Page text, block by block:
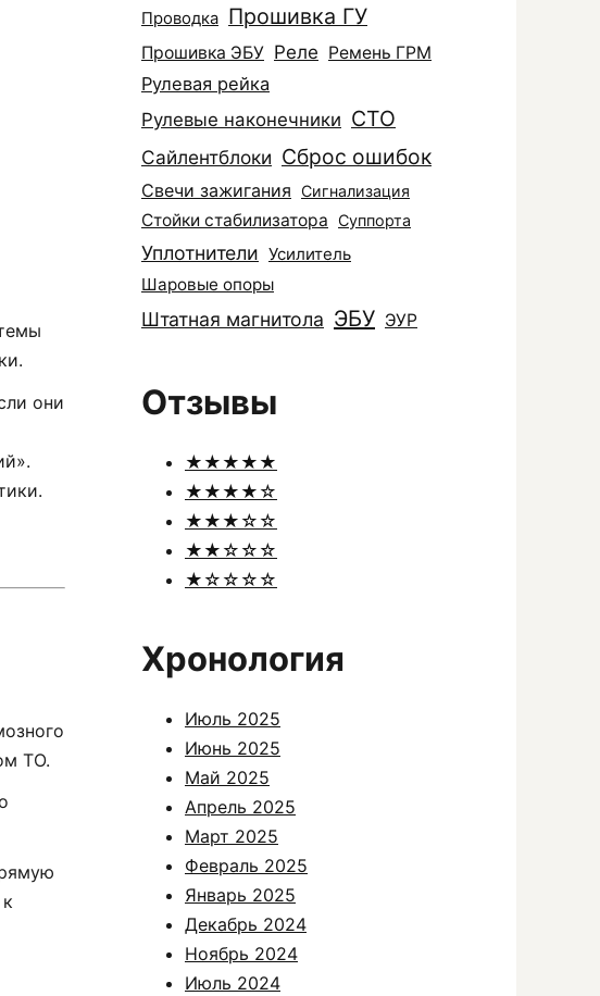
они
ТО.
Проводка Прошивка ГУ
Прошивка ЭБУ Реле Ремень ГРМ
Рулевая рейка
Рулевые наконечники СТО
Сайлентблоки Сброс ошибок
Свечи зажигания Сигнализация
Стойки стабилизатора Суппорта
Уплотнители Усилитель
Шаровые опоры
Штатная магнитола ЭБУ ЭУР
Отзывы
★★★★★
★★★★☆
★★★☆☆
★★☆☆☆
★☆☆☆☆
Хронология
Июль 2025
Июнь 2025
Май 2025
Апрель 2025
Март 2025
Февраль 2025
Январь 2025
Декабрь 2024
Ноябрь 2024
Июль 2024